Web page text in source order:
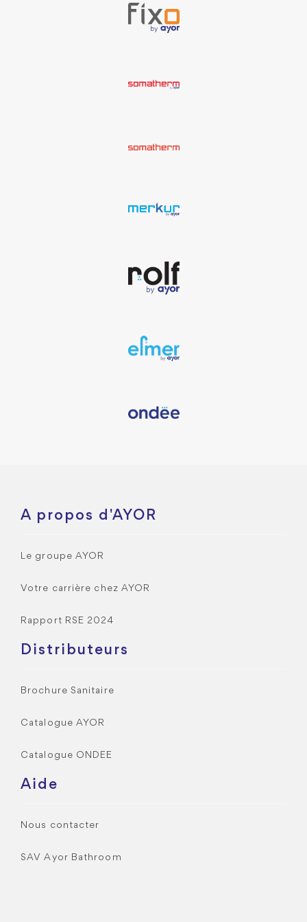
A propos d'AYOR
Le groupe AYOR
Votre carrière chez AYOR
Rapport RSE 2024
Distributeurs
Brochure Sanitaire
Catalogue AYOR
Catalogue ONDEE
Aide
Nous contacter
SAV Ayor Bathroom